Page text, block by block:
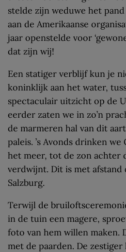
stelde zijn weduwe het pand
aan de Amerikaanse
jaar openstelde voor
dat zijn wij!
Een statiger verblijf kun je
koninklijk aan het water,
spectaculair uitzicht op de
eerder zaten we in zo’n
de marmeren hal van dit
paleis. ’s Avonds drinken
het meer, tot de zon achter
verdwijnt. Dit is met afstand
Salzburg.
Terwijl de
in de tuin een magere,
foto van hem willen maken.
met de paarden. De